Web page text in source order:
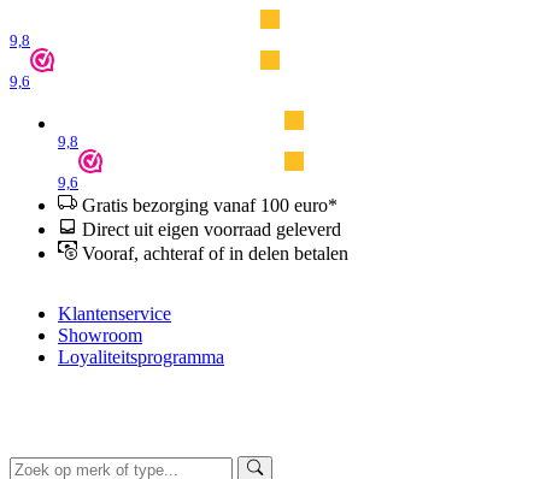
9,8
9,6
9,8
9,6
Gratis bezorging vanaf 100 euro*
Direct uit eigen voorraad geleverd
Vooraf, achteraf of in delen betalen
Klantenservice
Showroom
Loyaliteitsprogramma